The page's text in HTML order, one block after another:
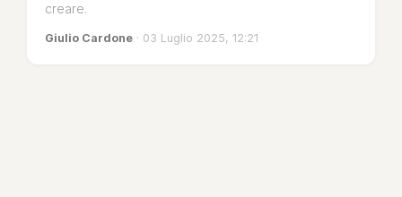
creare.
Giulio Cardone · 03 Luglio 2025, 12:21